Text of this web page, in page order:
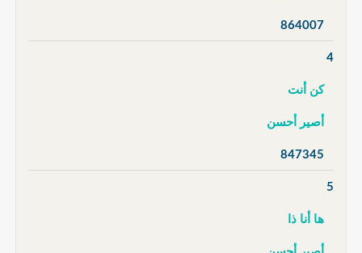
864007
4
كن أنت
أصير أحسن
847345
5
ها أنا ذا